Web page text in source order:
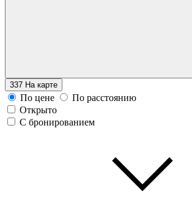
337 На карте
По цене
По расстоянию
Открыто
С бронированием